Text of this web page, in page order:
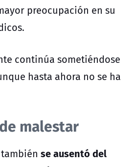
preocupación en su
continúa sometiéndose
hasta ahora no se ha
malestar
se ausentó del